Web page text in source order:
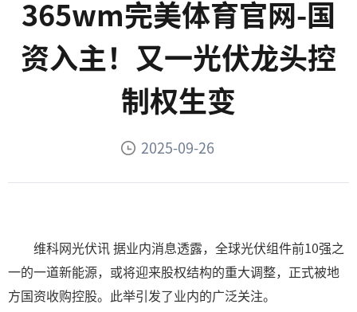
365wm完美体育官网-国
资入主！又一光伏龙头控
制权生变
2025-09-26
维科网光伏讯 据业内消息透露，全球光伏组件前10强之
一的一道新能源，或将迎来股权结构的重大调整，正式被地
方国资收购控股。此举引发了业内的广泛关注。